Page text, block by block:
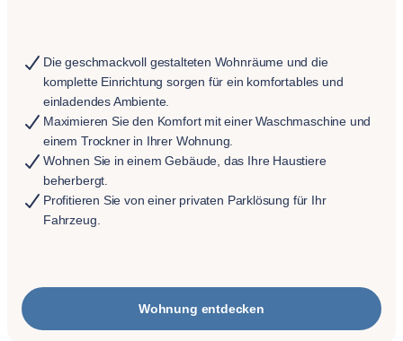
Die geschmackvoll gestalteten Wohnräume und die
komplette Einrichtung sorgen für ein komfortables und
einladendes Ambiente.
Maximieren Sie den Komfort mit einer Waschmaschine und
einem Trockner in Ihrer Wohnung.
Wohnen Sie in einem Gebäude, das Ihre Haustiere
beherbergt.
Profitieren Sie von einer privaten Parklösung für Ihr
Fahrzeug.
Wohnung entdecken